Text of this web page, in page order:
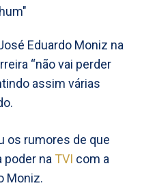
Eduardo Moniz na
“não vai perder
assim várias
os rumores de que
poder na TVI com a
Moniz.